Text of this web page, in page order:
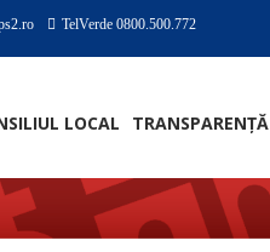
TelVerde 0800.500.772
LOCAL TRANSPARENȚĂ